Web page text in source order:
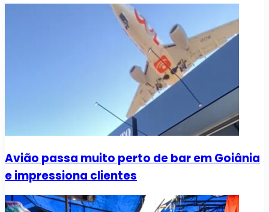
Avião passa muito perto de bar em Goiânia
e impressiona clientes